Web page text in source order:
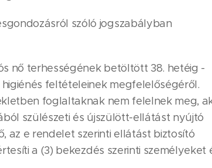
szóló jogszabályban
nő terhességének betöltött 38. hetéig -
feltételeinek megfelelőségéről.
foglaltaknak nem felelnek meg,
szülészeti és újszülött-ellátást nyújtó
e rendelet szerinti ellátást biztosító
a (3) bekezdés szerinti személyeket